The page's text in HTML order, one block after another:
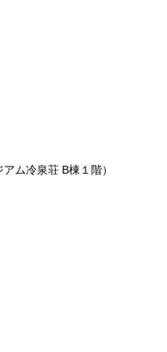
ム冷泉荘 B棟１階）